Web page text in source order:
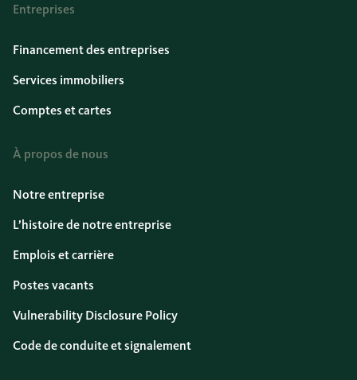
Entreprises
Financement des entreprises
Services immobiliers
Comptes et cartes
À propos de nous
Notre entreprise
L’histoire de notre entreprise
Emplois et carrière
Postes vacants
Vulnerability Disclosure Policy
Code de conduite et signalement